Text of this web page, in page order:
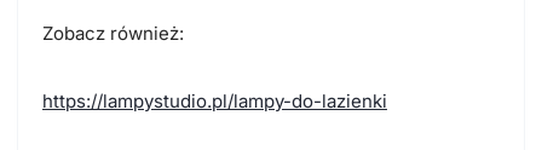
Zobacz również:
https://lampystudio.pl/lampy-do-lazienki